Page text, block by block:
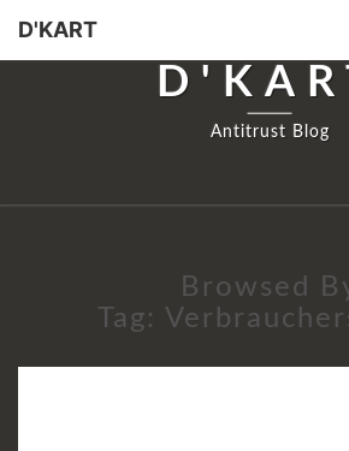
D'KART
Antitrust Blog
Browsed
Tag: